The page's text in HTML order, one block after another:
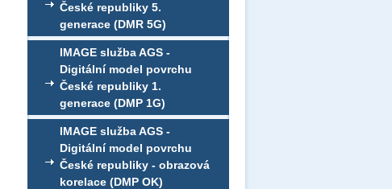
České republiky 5.
generace (DMR 5G)
IMAGE služba AGS -
Digitální model povrchu
České republiky 1.
generace (DMP 1G)
IMAGE služba AGS -
Digitální model povrchu
České republiky - obrazová
korelace (DMP OK)